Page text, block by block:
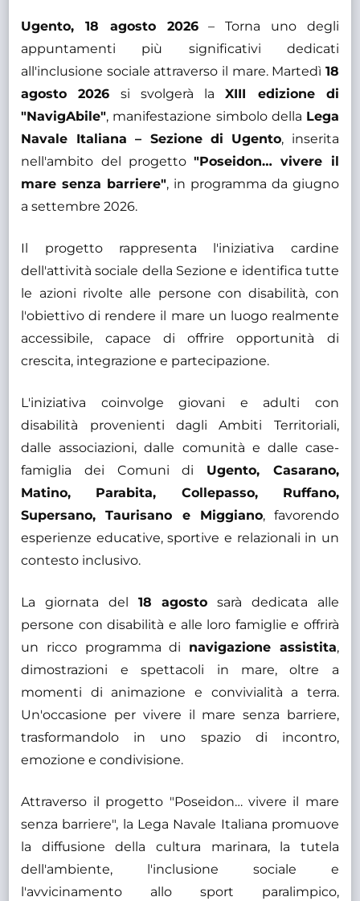
Ugento, 18 agosto 2026– Torna uno degli
appuntamenti più significativi dedicati
all'inclusione sociale attraverso il mare. Martedì 18
agosto 2026 si svolgerà laXIII edizione di
"NavigAbile", manifestazione simbolo della Lega
Navale Italiana – Sezione di Ugento, inserita
nell'ambito del progetto"Poseidon… vivere il
mare senza barriere", in programma da giugno
a settembre 2026.
Il progetto rappresenta l'iniziativa cardine
dell'attività sociale della Sezione e identifica tutte
le azioni rivolte alle persone con disabilità, con
l'obiettivo di rendere il mare un luogo realmente
accessibile, capace di offrire opportunità di
crescita, integrazione e partecipazione.
L'iniziativa coinvolge giovani e adulti con
disabilità provenienti dagli Ambiti Territoriali,
dalle associazioni, dalle comunità e dalle case-
famiglia dei Comuni di Ugento, Casarano,
Matino, Parabita, Collepasso, Ruffano,
Supersano, Taurisano e Miggiano, favorendo
esperienze educative, sportive e relazionali in un
contesto inclusivo.
La giornata del 18 agosto sarà dedicata alle
persone con disabilità e alle loro famiglie e offrirà
un ricco programma di navigazione assistita,
dimostrazioni e spettacoli in mare, oltre a
momenti di animazione e convivialità a terra.
Un'occasione per vivere il mare senza barriere,
trasformandolo in uno spazio di incontro,
emozione e condivisione.
Attraverso il progetto "Poseidon… vivere il mare
senza barriere", la Lega Navale Italiana promuove
la diffusione della cultura marinara, la tutela
dell'ambiente, l'inclusione sociale e
l'avvicinamento allo sport paralimpico,